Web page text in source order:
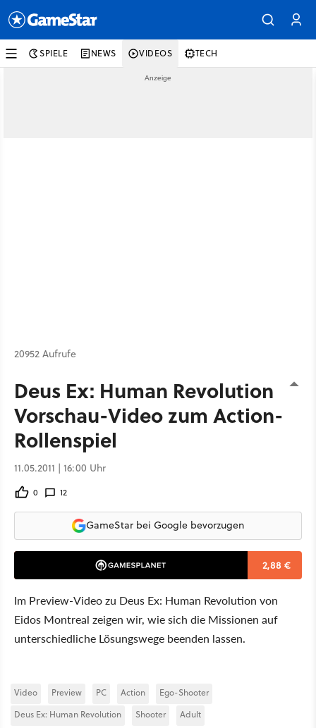
SPIELE NEWS VIDEOS TECH
20952 Aufrufe
Deus Ex: Human Revolution -
Vorschau-Video zum Action-
Rollenspiel
11.05.2011 | 16:00 Uhr
0 12
GameStar bei Google bevorzugen
2,88 €
Im Preview-Video zu Deus Ex: Human Revolution von
Eidos Montreal zeigen wir, wie sich die Missionen auf
unterschiedliche Lösungswege beenden lassen.
Video Preview PC Action
Ego-Shooter
Deus Ex: Human Revolution
Shooter Adult